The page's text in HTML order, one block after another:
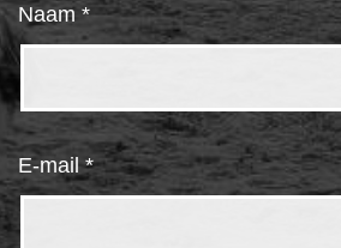
Naam *
E-mail*